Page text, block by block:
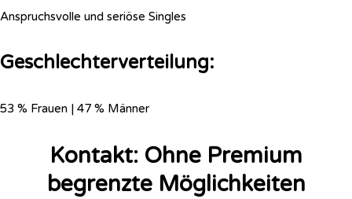
Anspruchsvolle und seriöse Singles
Geschlechterverteilung:
53 % Frauen | 47 % Männer
Kontakt: Ohne Premium
begrenzte Möglichkeiten